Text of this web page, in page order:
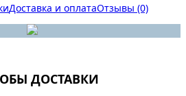
Доставка и оплатаОтзывы (0)
ДОСТАВКИ